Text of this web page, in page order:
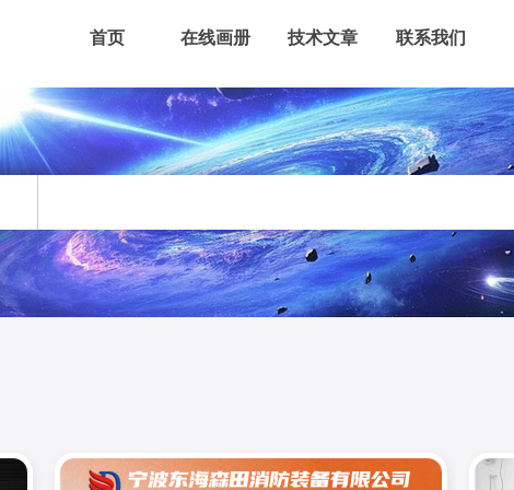
首页 在线画册 技术文章 联系我们